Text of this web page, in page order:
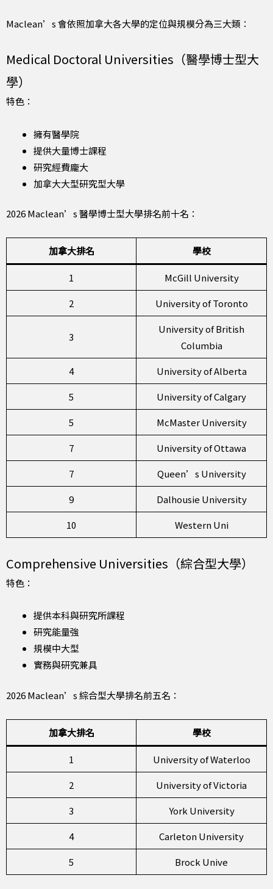
Maclean’s 會依照加拿大各大學的定位與規模分為三大類：
Medical Doctoral Universities（醫學博士型大
學）
特色：
擁有醫學院
提供大量博士課程
研究經費龐大
加拿大大型研究型大學
2026 Maclean’s 醫學博士型大學排名前十名：
加拿大排名 學校
1
McGill University
2
University of Toronto
3
University of British
Columbia
4
University of Alberta
5
University of Calgary
5
McMaster University
7
University of Ottawa
7
Queen’s University
9
Dalhousie University
10
Western Uni
Comprehensive Universities（綜合型大學）
特色：
提供本科與研究所課程
研究能量強
規模中大型
實務與研究兼具
2026 Maclean’s 綜合型大學排名前五名：
加拿大排名 學校
1
University of Waterloo
2
University of Victoria
3
York University
4
Carleton University
5
Brock Unive